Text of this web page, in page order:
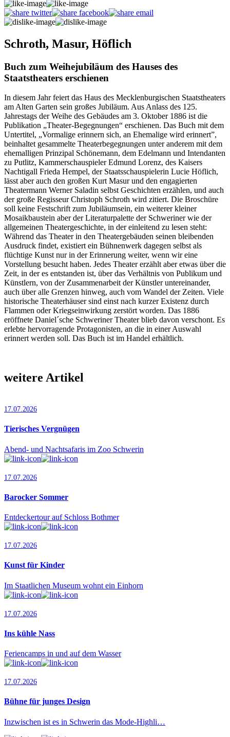
Schroth, Masur, Höflich
Buch zum Weihejubiläum des Hauses des
Staatstheaters erschienen
In diesem Jahr feiert das Haus des Mecklenburgischen Staatstheaters
am Alten Garten sein großes Jubiläum. Aus Anlass des 125.
Jahrestags der Weihe des Gebäudes am 3. Oktober 1886 ist die
Publikation „Theater-Begegnungen“ erschienen. Das Buch mit dem
Untertitel, „Vormalige erinnern sich, an Ehemalige wird erinnert”,
beinhaltet gesammelte Theaterbegegnungen unter anderem mit dem
ehemalligen Prinzipal Schönemann, dem Edelmann und Intendanten
zu Putlitz, Kammerschauspieler Edmund Lorenz, des Kaisers
Nachtigall Frieda Hempel, der Staatsschauspielerin Lucie Höflich,
lässt aber auch den großen Kurt Masur und den engagierten
Theatermann Werner Saladin selbst Geschichten erzählen, und auch
der große Regisseur Christoph Schroth wird zitiert. Die Broschüre
soll keine Festschrift zum Jubiläumsein, ein weiterer kleiner
Mosaikbaustein aber der Literaturpalette der Schweriner wie der
allgemeinen Theatergeschichte, in der einleitend zu lesen steht:
Während das Theater in den Theatergebäuden seinen bleibenden
Ausdruck findet, existiert ein Bühnenwerk dagegen selbst als
flüchtige Kunst nur in der Erinnerung weiter, wenn wir eine
Vorstellung besucht haben. Jedes Theater erzählt aber etwas über die
Zeit, in der es entstanden ist, über das Verhältnis von Publikum und
Künstlern, von der Zusammenarbeit der Künstler untereinander,
auch über alle Grenzen hinweg, auch vom Wandel der Zeiten. Viele
historische Theaterhäuser sind einst nach kurzer Existenz durch
Flammen oder Kriegseinwirkung zerstört worden. Das 1886
eröffnete Daniel´sche Schweriner Theater blieb davon verschont. Es
erlebte hervorragende Protagonisten, an die in einer Auswahl
erinnert werden soll. Das Buch ist im Handel erhältlich.
weitere Artikel
17.07.2026
Tierisches Vergnügen
Abend- und Nachtsafaris im Zoo Schwerin
17.07.2026
Barocker Sommer
Entdeckertour auf Schloss Bothmer
17.07.2026
Kunst für Kinder
Im Staatlichen Museum wohnt ein Einhorn
17.07.2026
Ins kühle Nass
Feriencamps in und auf dem Wasser
17.07.2026
Bühne für junges Design
Inzwischen ist es in Schwerin das Mode-Highli…